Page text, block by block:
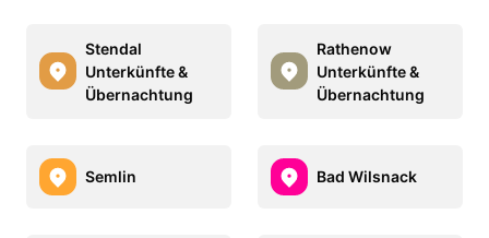
Stendal
Unterkünfte &
Übernachtung
Rathenow
Unterkünfte &
Übernachtung
Semlin Bad Wilsnack